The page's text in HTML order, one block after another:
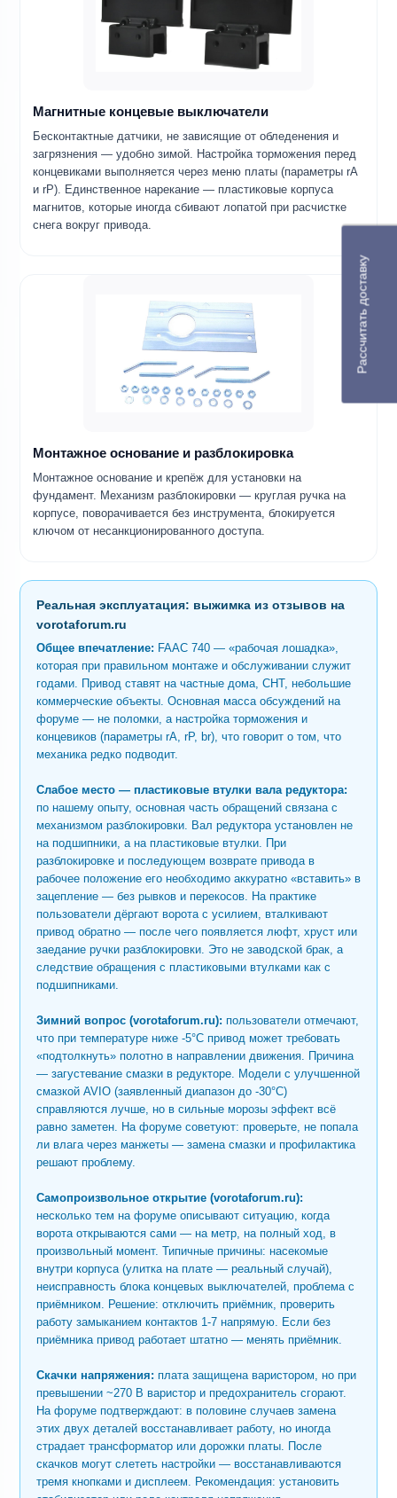
Магнитные концевые выключатели
Бесконтактные датчики, не зависящие от обледенения и
загрязнения — удобно зимой. Настройка торможения перед
концевиками выполняется через меню платы (параметры rA
и rP). Единственное нарекание — пластиковые корпуса
магнитов, которые иногда сбивают лопатой при расчистке
снега вокруг привода.
Монтажное основание и разблокировка
Монтажное основание и крепёж для установки на
фундамент. Механизм разблокировки — круглая ручка на
корпусе, поворачивается без инструмента, блокируется
ключом от несанкционированного доступа.
Реальная эксплуатация: выжимка из отзывов на
vorotaforum.ru
Общее впечатление: FAAC 740 — «рабочая лошадка»,
которая при правильном монтаже и обслуживании служит
годами. Привод ставят на частные дома, СНТ, небольшие
коммерческие объекты. Основная масса обсуждений на
форуме — не поломки, а настройка торможения и
концевиков (параметры rA, rP, br), что говорит о том, что
механика редко подводит.
Слабое место — пластиковые втулки вала редуктора:
по нашему опыту, основная часть обращений связана с
механизмом разблокировки. Вал редуктора установлен не
на подшипники, а на пластиковые втулки. При
разблокировке и последующем возврате привода в
рабочее положение его необходимо аккуратно «вставить» в
зацепление — без рывков и перекосов. На практике
пользователи дёргают ворота с усилием, вталкивают
привод обратно — после чего появляется люфт, хруст или
заедание ручки разблокировки. Это не заводской брак, а
следствие обращения с пластиковыми втулками как с
подшипниками.
Зимний вопрос (vorotaforum.ru): пользователи отмечают,
что при температуре ниже -5°C привод может требовать
«подтолкнуть» полотно в направлении движения. Причина
— загустевание смазки в редукторе. Модели с улучшенной
смазкой AVIO (заявленный диапазон до -30°C)
справляются лучше, но в сильные морозы эффект всё
равно заметен. На форуме советуют: проверьте, не попала
ли влага через манжеты — замена смазки и профилактика
решают проблему.
Самопроизвольное открытие (vorotaforum.ru):
несколько тем на форуме описывают ситуацию, когда
ворота открываются сами — на метр, на полный ход, в
произвольный момент. Типичные причины: насекомые
внутри корпуса (улитка на плате — реальный случай),
неисправность блока концевых выключателей, проблема с
приёмником. Решение: отключить приёмник, проверить
работу замыканием контактов 1-7 напрямую. Если без
приёмника привод работает штатно — менять приёмник.
Скачки напряжения: плата защищена варистором, но при
превышении ~270 В варистор и предохранитель сгорают.
На форуме подтверждают: в половине случаев замена
этих двух деталей восстанавливает работу, но иногда
страдает трансформатор или дорожки платы. После
скачков могут слететь настройки — восстанавливаются
тремя кнопками и дисплеем. Рекомендация: установить
Рассчитать доставку